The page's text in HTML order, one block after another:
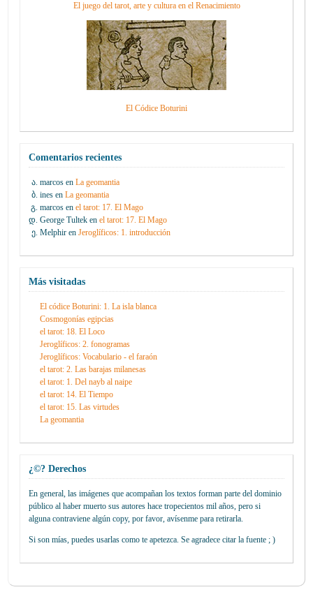
El juego del tarot, arte y cultura en el Renacimiento
El Códice Boturini
Comentarios recientes
marcos enLa geomantia
ines enLa geomantia
marcos enel tarot: 17. El Mago
George Tultek enel tarot: 17. El Mago
Melphir enJeroglíficos: 1. introducción
Más visitadas
El códice Boturini: 1. La isla blanca
Cosmogonías egipcias
el tarot: 18. El Loco
Jeroglíficos: 2. fonogramas
Jeroglíficos: Vocabulario - el faraón
el tarot: 2. Las barajas milanesas
el tarot: 1. Del nayb al naipe
el tarot: 14. El Tiempo
el tarot: 15. Las virtudes
La geomantia
¿©? Derechos
En general, las imágenes que acompañan los textos forman parte del dominio
público al haber muerto sus autores hace tropecientos mil años, pero si
alguna contraviene algún copy, por favor, avísenme para retirarla.
Si son mías, puedes usarlas como te apetezca. Se agradece citar la fuente ; )